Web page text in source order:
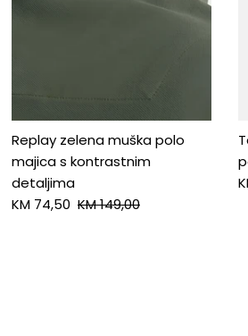
Replay zelena muška polo
majica s kontrastnim
detaljima
KM 74,50 KM 149,00